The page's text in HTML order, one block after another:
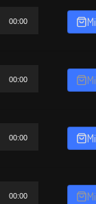
00:00
00:00
00:00
00:00